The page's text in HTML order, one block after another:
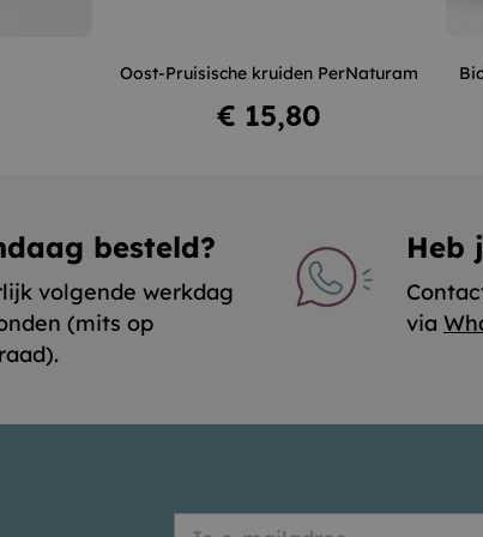
Oost-Pruisische kruiden PerNaturam
Prijs
€ 15,80
In winkelwagen
besteld?
volgende werkdag
(mits op
Heb
via